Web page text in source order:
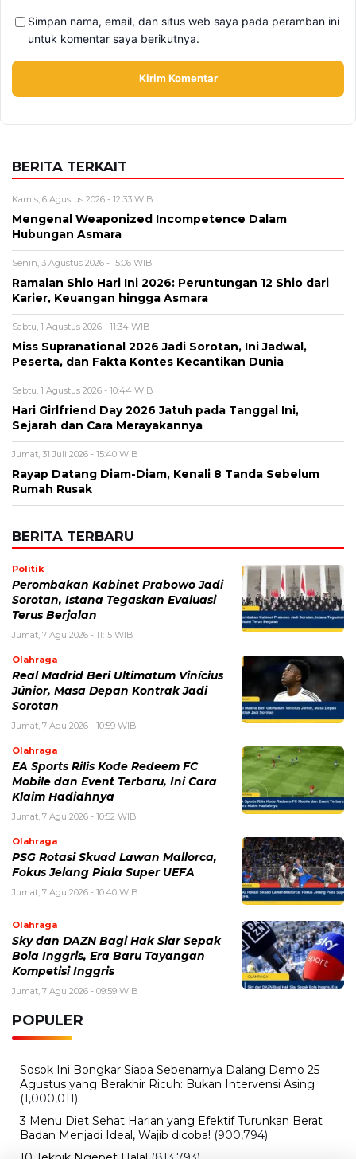
Hubungan Asmara
Ramalan Shio Hari Ini 2026: Peruntungan 12 Shio dari
Sabtu, 1 Agustus 2026 - 11:34 WIB
Miss Supranational 2026 Jadi Sorotan, Ini Jadwal,
Peserta, dan Fakta Kontes Kecantikan Dunia
Sabtu, 1 Agustus 2026 - 10:44 WIB
Hari Girlfriend Day 2026 Jatuh pada Tanggal Ini,
Sejarah dan Cara Merayakannya
Jumat, 31 Juli 2026 - 15:40 WIB
Rayap Datang Diam-Diam, Kenali 8 Tanda Sebelum
Rumah Rusak
BERITA TERBARU
Politik
Perombakan Kabinet Prabowo Jadi
Sorotan, Istana Tegaskan Evaluasi
Terus Berjalan
Olahraga
Real Madrid Beri Ultimatum Vinícius
Júnior, Masa Depan Kontrak Jadi
Sorotan
Jumat, 7 Agu 2026 - 10:59 WIB
Olahraga
EA Sports Rilis Kode Redeem FC
Mobile dan Event Terbaru, Ini Cara
Klaim Hadiahnya
Jumat, 7 Agu 2026 - 10:52 WIB
Olahraga
PSG Rotasi Skuad Lawan Mallorca,
Fokus Jelang Piala Super UEFA
Jumat, 7 Agu 2026 - 10:40 WIB
Olahraga
Bola Inggris, Era Baru Tayangan
Kompetisi Inggris
Jumat, 7 Agu 2026 - 09:59 WIB
Sosok Ini Bongkar Siapa Sebenarnya Dalang Demo 25
Agustus yang Berakhir Ricuh: Bukan Intervensi Asing
(1,000,011)
Badan Menjadi Ideal, Wajib dicoba!
Cara Download dan Install Bios AetherSX2 PS2 (702,348)
5 Resep Cumi yang Mantul dan Mudah Dimasak
(602,419)
Super Show 10 Jakarta 2025: Cek Perkiraan Harga Tiket
Konser Super Junior, ELF Wajib Tahu! (502,135)